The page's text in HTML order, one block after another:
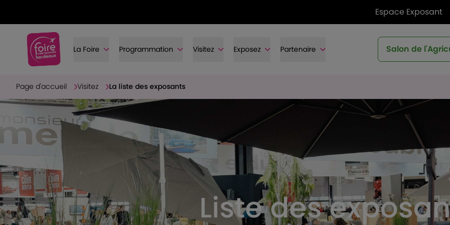
Espace Exposant
La Foire Programmation Visitez Exposez Partenaire Salon de
Page d'accueil Visitez La liste des exposants
Liste des